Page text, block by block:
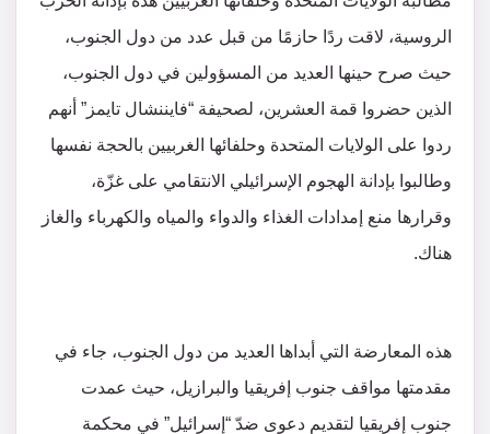
الروسية، لاقت ردًا حازمًا من قبل عدد من دول الجنوب،
حيث صرح حينها العديد من المسؤولين في دول الجنوب،
الذين حضروا قمة العشرين، لصحيفة “فايننشال تايمز” أنهم
ردوا على الولايات المتحدة وحلفائها الغربيين بالحجة نفسها
وطالبوا بإدانة الهجوم الإسرائيلي الانتقامي على غزّة،
وقرارها منع إمدادات الغذاء والدواء والمياه والكهرباء والغاز
هناك.
هذه المعارضة التي أبداها العديد من دول الجنوب، جاء في
مقدمتها مواقف جنوب إفريقيا والبرازيل، حيث عمدت
جنوب إفريقيا لتقديم دعوى ضدّ “إسرائيل” في محكمة